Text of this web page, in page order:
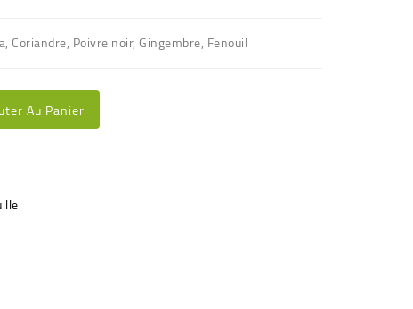
Coriandre, Poivre noir, Gingembre, Fenouil
Au Panier